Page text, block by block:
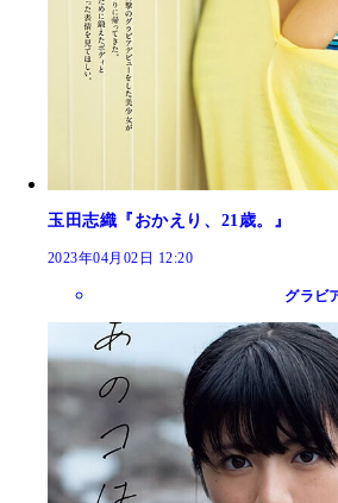
玉田志織『おかえり、21歳。』
2023年04月02日 12:20
グラビ